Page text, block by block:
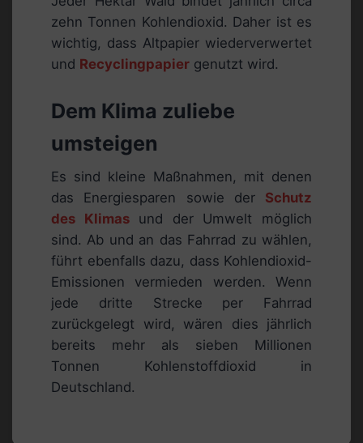
zehn Tonnen Kohlendioxid. Daher ist es
wichtig, dass Altpapier wiederverwertet
und Recyclingpapier genutzt wird.
Dem Klima zuliebe
umsteigen
Es sind kleine Maßnahmen, mit denen
das Energiesparen sowie der Schutz
des Klimasund der Umwelt möglich
sind. Ab und an das Fahrrad zu wählen,
führt ebenfalls dazu, dass Kohlendioxid-
Emissionen vermieden werden. Wenn
jede dritte Strecke per Fahrrad
zurückgelegt wird, wären dies jährlich
bereits mehr als sieben Millionen
Tonnen Kohlenstoffdioxid in
Deutschland.